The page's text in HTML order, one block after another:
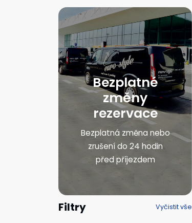
Bezplatné
změny
rezervace
Bezplatná změna nebo
zrušení do 24 hodin
před příjezdem
Filtry Vyčistit vše